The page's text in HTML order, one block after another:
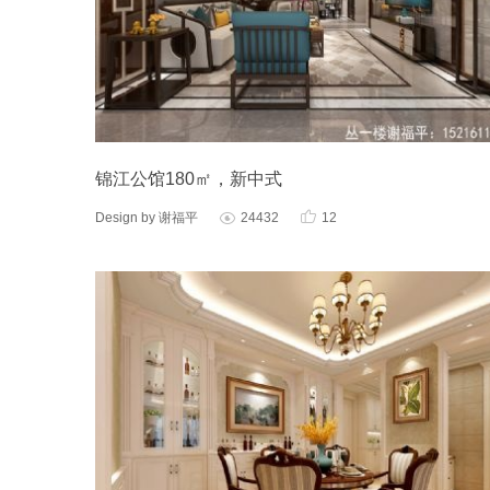
锦江公馆180㎡，新中式
Design by 谢福平  24432 12